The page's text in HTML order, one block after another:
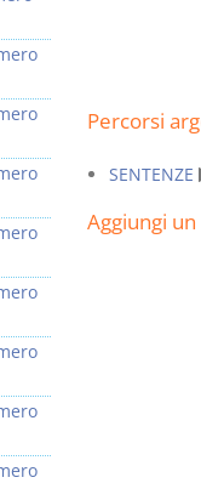
Percorsi
SENTENZE
Aggiungi
Preliminari
ebook